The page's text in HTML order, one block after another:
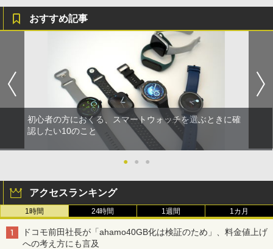
おすすめ記事
初心者の方におくる、スマートウォッチを選ぶときに確
認したい10のこと
● ● ●
アクセスランキング
1時間 24時間 1週間 1カ月
ドコモ前田社長が「ahamo40GB化は検証のため」、料金値上げ
への考え方にも言及